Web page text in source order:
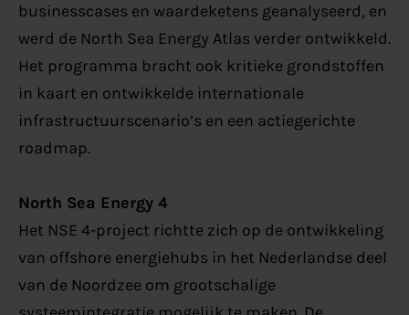
businesscases en waardeketens geanalyseerd, en
werd de North Sea Energy Atlas verder ontwikkeld.
Het programma bracht ook kritieke grondstoffen
in kaart en ontwikkelde internationale
infrastructuurscenario’s en een actiegerichte
roadmap.
North Sea Energy 4
Het NSE 4-project richtte zich op de ontwikkeling
van offshore energiehubs in het Nederlandse deel
van de Noordzee om grootschalige